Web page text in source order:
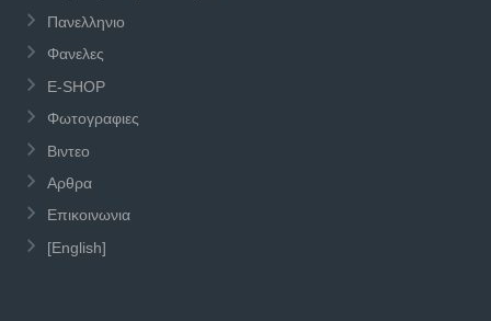
Πανελληνιο
Φανελες
E-SHOP
Φωτογραφιες
Βιντεο
Αρθρα
Επικοινωνια
[English]